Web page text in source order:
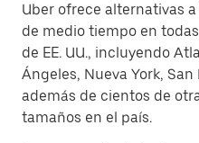
Uber ofrece alternativas
de medio tiempo en
de EE. UU., incluyendo
Ángeles, Nueva York,
además de cientos de
tamaños en el país.